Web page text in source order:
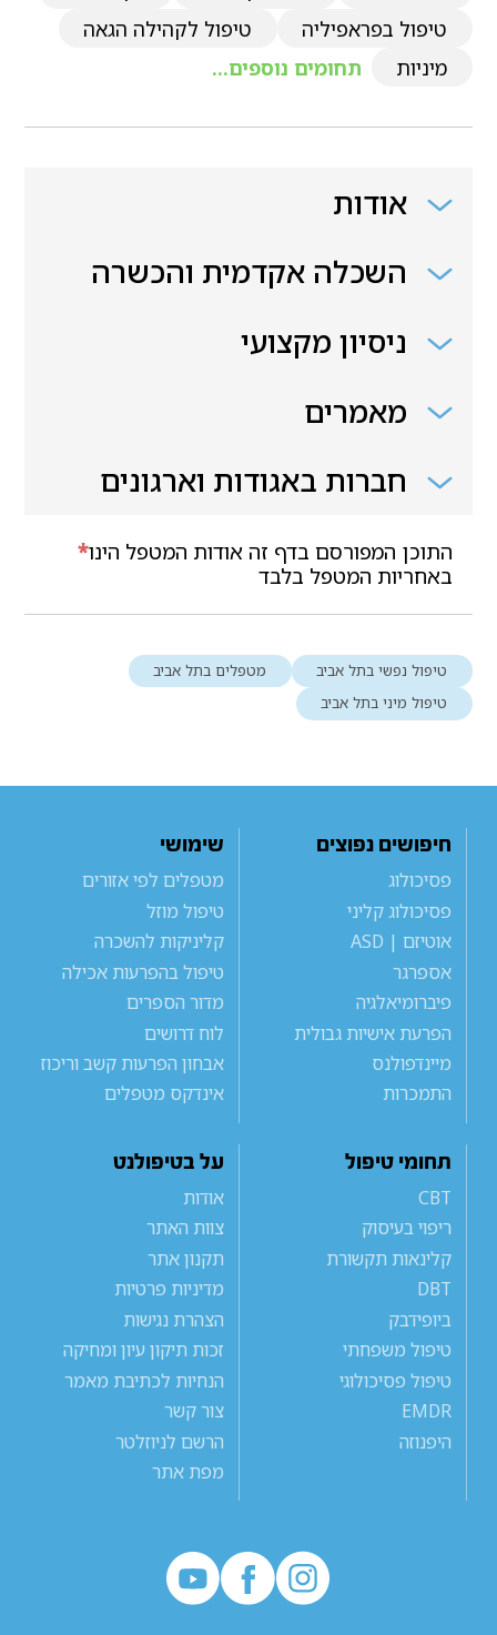
טיפול בפראפיליה
טיפול לקהילה הגאה
מיניות
תחומים נוספים...
אודות
השכלה אקדמית והכשרה
ניסיון מקצועי
מאמרים
חברות באגודות וארגונים
*התוכן המפורסם בדף זה אודות המטפל הינו
באחריות המטפל בלבד
טיפול נפשי בתל אביב
מטפלים בתל אביב
טיפול מיני בתל אביב
חיפושים נפוצים
פסיכולוג
פסיכולוג קליני
אוטיזם | ASD
אספרגר
פיברומיאלגיה
הפרעת אישיות גבולית
מיינדפולנס
התמכרות
שימושי
מטפלים לפי אזורים
טיפול מוזל
קליניקות להשכרה
טיפול בהפרעות אכילה
מדור הספרים
לוח דרושים
אבחון הפרעות קשב וריכוז
אינדקס מטפלים
תחומי טיפול
CBT
ריפוי בעיסוק
קלינאות תקשורת
DBT
ביופידבק
טיפול משפחתי
טיפול פסיכולוגי
EMDR
היפנוזה
על בטיפולנט
אודות
צוות האתר
תקנון אתר
מדיניות פרטיות
הצהרת נגישות
זכות תיקון עיון ומחיקה
הנחיות לכתיבת מאמר
צור קשר
הרשם לניוזלטר
מפת אתר